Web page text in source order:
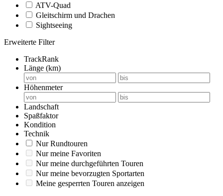
ATV-Quad
Gleitschirm und Drachen
Sightseeing
Erweiterte Filter
TrackRank
Länge (km)
Höhenmeter
Landschaft
Spaßfaktor
Kondition
Technik
Nur Rundtouren
Nur meine Favoriten
Nur meine durchgeführten Touren
Nur meine bevorzugten Sportarten
Meine gesperrten Touren anzeigen